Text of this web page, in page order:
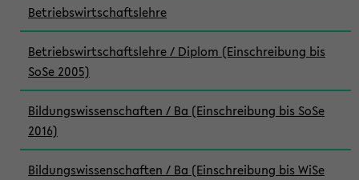
Betriebswirtschaftslehre
Betriebswirtschaftslehre / Diplom (Einschreibung bis
SoSe 2005)
Bildungswissenschaften / Ba (Einschreibung bis SoSe
2016)
Bildungswissenschaften / Ba (Einschreibung bis WiSe